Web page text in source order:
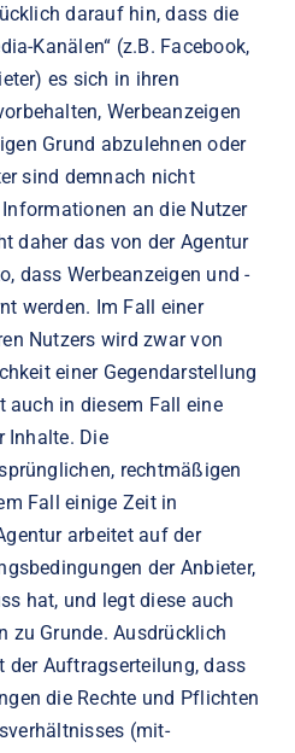
darauf hin, dass die
Kanälen“ (z.B. Facebook,
es sich in ihren
Werbeanzeigen
Grund abzulehnen oder
sind demnach nicht
an die Nutzer
daher das von der Agentur
dass Werbeanzeigen und -
werden. Im Fall einer
Nutzers wird zwar von
einer Gegendarstellung
auch in diesem Fall eine
Inhalte. Die
rechtmäßigen
Fall einige Zeit in
arbeitet auf der
der Anbieter,
hat, und legt diese auch
zu Grunde. Ausdrücklich
der Auftragserteilung, dass
die Rechte und Pflichten
(mit-